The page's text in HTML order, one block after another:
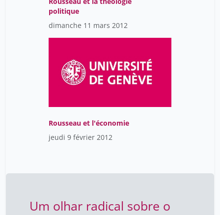
politique
dimanche 11 mars 2012
Rousseau et l'économie
jeudi 9 février 2012
Um olhar radical sobre o